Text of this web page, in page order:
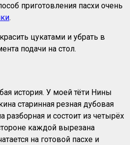
приготовления пасхи очень
.
цукатами и убрать в
подачи на стол.
история. У моей тёти Нины
старинная резная дубовая
и состоит из четырёх
каждой вырезана
на готовой пасхе и